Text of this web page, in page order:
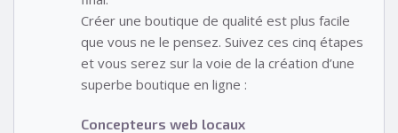
Créer une boutique de qualité est plus facile
que vous ne le pensez. Suivez ces cinq étapes
et vous serez sur la voie de la création d’une
superbe boutique en ligne :
Concepteurs web locaux